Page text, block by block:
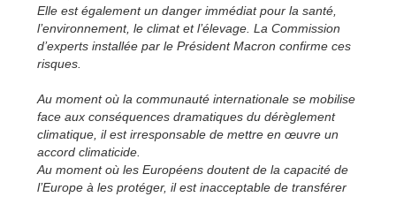
Elle est également un danger immédiat pour la santé,
l’environnement, le climat et l’élevage. La Commission
d’experts installée par le Président Macron confirme ces
risques.
Au moment où la communauté internationale se mobilise
face aux conséquences dramatiques du dérèglement
climatique, il est irresponsable de mettre en œuvre un
accord climaticide.
Au moment où les Européens doutent de la capacité de
l’Europe à les protéger, il est inacceptable de transférer